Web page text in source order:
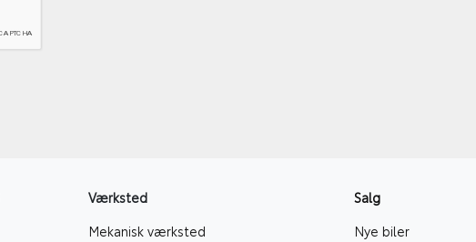
Værksted
Mekanisk værksted
Salg
Nye biler